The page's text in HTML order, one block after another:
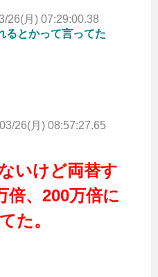
26(月) 07:29:00.38
るとかって言ってた
26(月) 08:57:27.65
いけど両替す
倍、200万倍に
た。